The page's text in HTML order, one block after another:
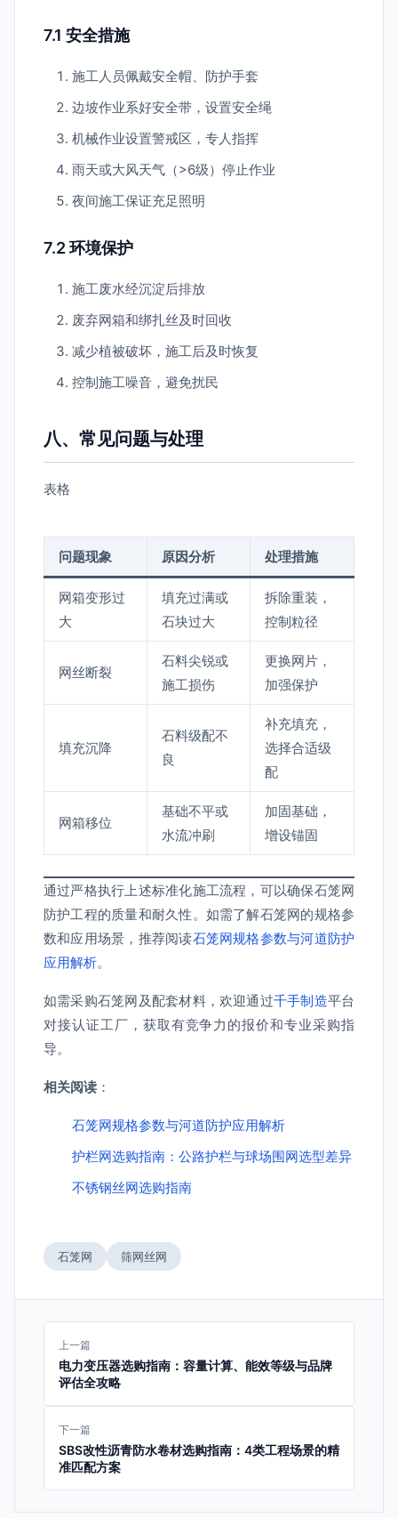
7.1 安全措施
施工人员佩戴安全帽、防护手套
边坡作业系好安全带，设置安全绳
机械作业设置警戒区，专人指挥
雨天或大风天气（>6级）停止作业
夜间施工保证充足照明
7.2 环境保护
施工废水经沉淀后排放
废弃网箱和绑扎丝及时回收
减少植被破坏，施工后及时恢复
控制施工噪音，避免扰民
八、常见问题与处理
表格
问题现象 原因分析 处理措施
网箱变形过
大
填充过满或
石块过大
拆除重装，
控制粒径
网丝断裂
石料尖锐或
施工损伤
更换网片，
加强保护
填充沉降
石料级配不
良
补充填充，
选择合适级
配
网箱移位
基础不平或
水流冲刷
加固基础，
增设锚固
通过严格执行上述标准化施工流程，可以确保石笼网
防护工程的质量和耐久性。如需了解石笼网的规格参
数和应用场景，推荐阅读石笼网规格参数与河道防护
应用解析。
如需采购石笼网及配套材料，欢迎通过千手制造平台
对接认证工厂，获取有竞争力的报价和专业采购指
导。
相关阅读 ：
石笼网规格参数与河道防护应用解析
护栏网选购指南：公路护栏与球场围网选型差异
不锈钢丝网选购指南
石笼网 筛网丝网
上一篇
电力变压器选购指南：容量计算、能效等级与品牌
评估全攻略
下一篇
SBS改性沥青防水卷材选购指南：4类工程场景的精
准匹配方案